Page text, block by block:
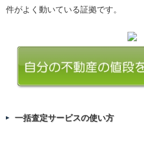
件がよく動いている証拠です。
一括査定サービスの使い方